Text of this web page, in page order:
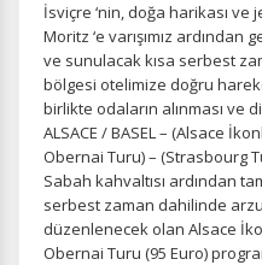
ÇEREZ KULLANIM
Çerez
Daha fazla bilgi içinKVKK
gizlilik koşullarını
İsviçre ‘nin, doğa harikası ve
Moritz ‘e varışımız
ve sunulacak kısa serbest
bölgesi otelimize doğru
birlikte odaların alınması ve
ALSACE / BASEL – (Alsace
Obernai Turu) – (Strasbourg
Sabah kahvaltısı ardından
serbest zaman dahilinde
düzenlenecek olan Alsace
Obernai Turu (95 Euro)